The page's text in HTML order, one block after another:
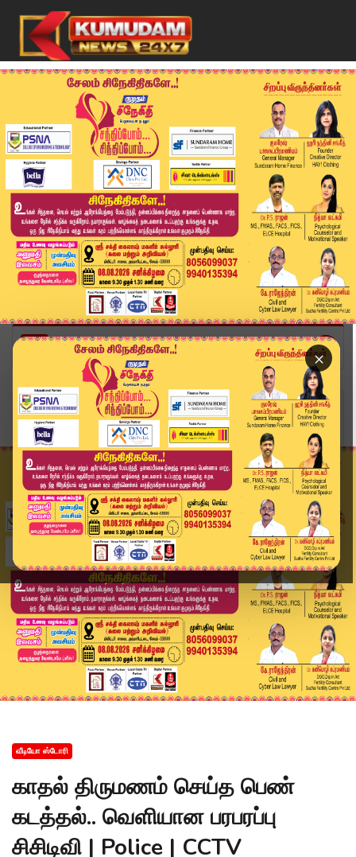
×
Home
வீடியோ ஸ்டோரி
காதல் திருமணம் செய்த பெண் கடத்தல்.. வெளியான பரப...
வீடியோ ஸ்டோரி
காதல் திருமணம் செய்த பெண்
கடத்தல்.. வெளியான பரபரப்பு
சிசிடிவி | Police | CCTV